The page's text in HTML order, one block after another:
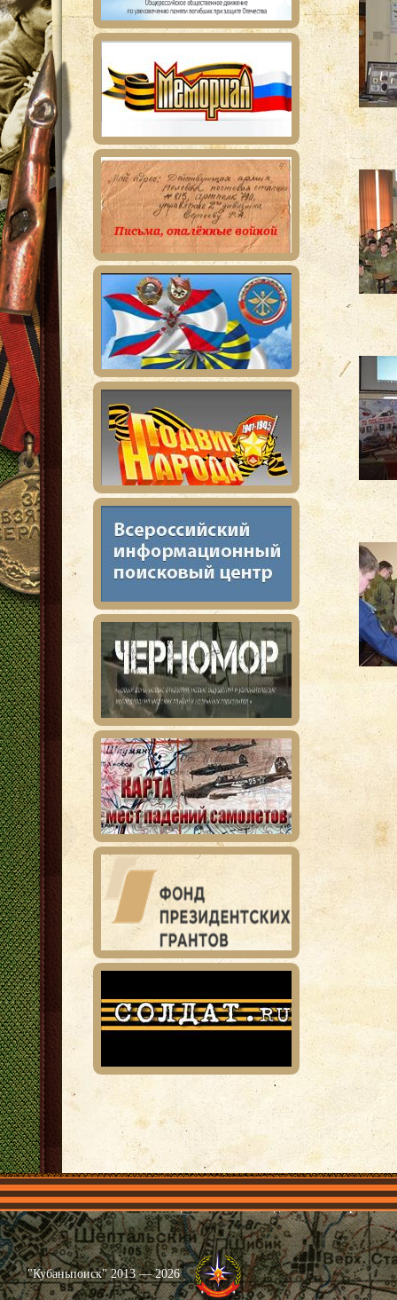
Главная Имена Общественные объединения Проекты
"Кубаньпоиск" 2013 — 2026